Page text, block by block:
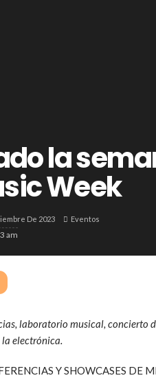
la
Week
De 2023 Eventos
am
laboratorio musical, concierto
electrónica.
Y SHOWCASES DE